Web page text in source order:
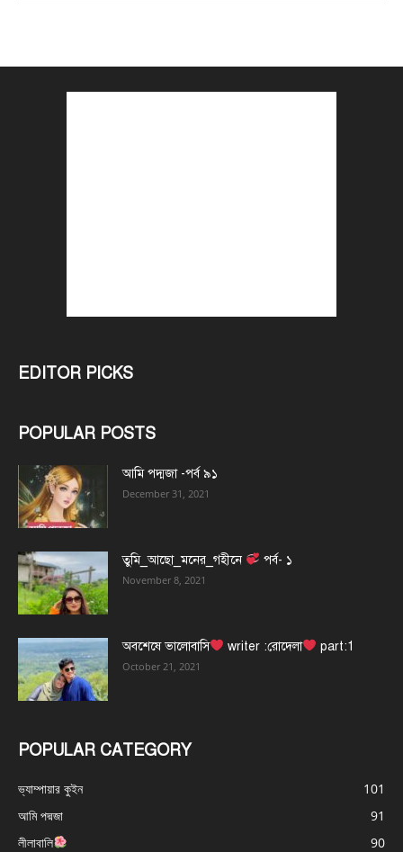
EDITOR PICKS
POPULAR POSTS
আমি পদ্মজা -পর্ব ৯১
December 31, 2021
তুমি_আছো_মনের_গহীনে পর্ব- ১
November 8, 2021
অবশেষে ভালোবাসি writer :রোদেলা part:1
October 21, 2021
POPULAR CATEGORY
ভ্যাম্পায়ার কুইন
101
আমি পদ্মজা
91
লীলাবালি
90